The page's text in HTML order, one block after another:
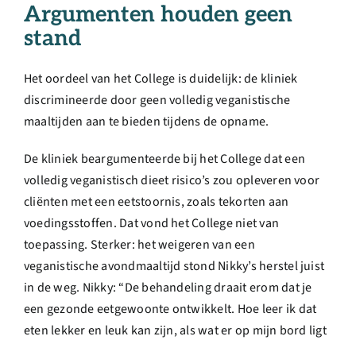
Argumenten houden geen
stand
Het oordeel van het College is duidelijk: de kliniek
discrimineerde door geen volledig veganistische
maaltijden aan te bieden tijdens de opname.
De kliniek beargumenteerde bij het College dat een
volledig veganistisch dieet risico’s zou opleveren voor
cliënten met een eetstoornis, zoals tekorten aan
voedingsstoffen. Dat vond het College niet van
toepassing. Sterker: het weigeren van een
veganistische avondmaaltijd stond Nikky’s herstel juist
in de weg. Nikky: “De behandeling draait erom dat je
een gezonde eetgewoonte ontwikkelt. Hoe leer ik dat
eten lekker en leuk kan zijn, als wat er op mijn bord ligt